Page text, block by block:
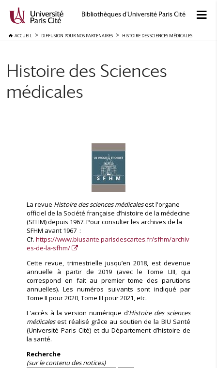
Bibliothèques d'Université Paris Cité
ACCUEIL DIFFUSION POUR NOS PARTENAIRES HISTOIRE DES SCIENCES MÉDICALES
Histoire des Sciences
médicales
La revue Histoire des sciences médicalesest l'organe
officiel de la Société française d’histoire de la médecine
(SFHM) depuis 1967. Pour consulter les archives de la
SFHM avant 1967 :
Cf.https://www.biusante.parisdescartes.fr/sfhm/archiv
es-de-la-sfhm/
Cette revue, trimestrielle jusqu’en 2018, est devenue
annuelle à partir de 2019 (avec le Tome LIII, qui
correspond en fait au premier tome des parutions
annuelles). Les numéros suivants sont indiqué par
Tome II pour 2020, Tome III pour 2021, etc.
L'accès à la version numérique d’Histoire des sciences
médicalesest réalisé grâce au soutien de la BIU Santé
(Université Paris Cité) et du Département d’histoire de
la santé.
Recherche
(sur le contenu des notices)